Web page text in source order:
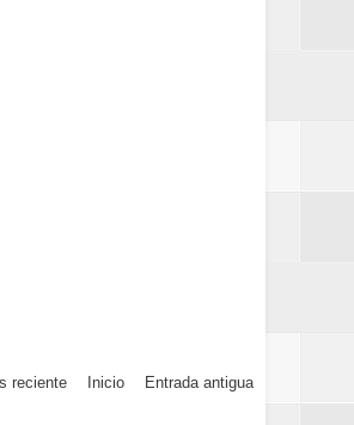
reciente Entrada antigua
Inicio